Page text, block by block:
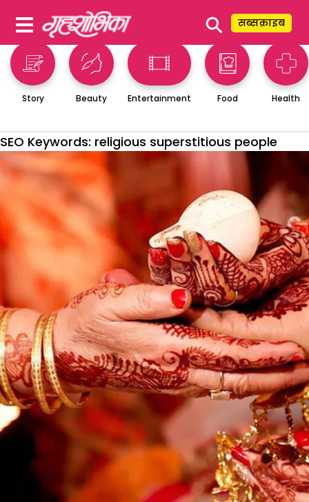
⚲ सब्सक्राइब
Story Beauty Entertainment Food Health
SEO Keywords: religious superstitious people